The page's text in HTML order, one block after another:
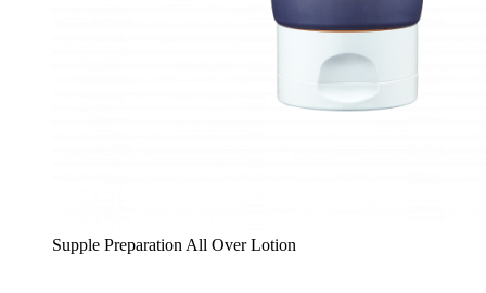
Supple Preparation All Over Lotion